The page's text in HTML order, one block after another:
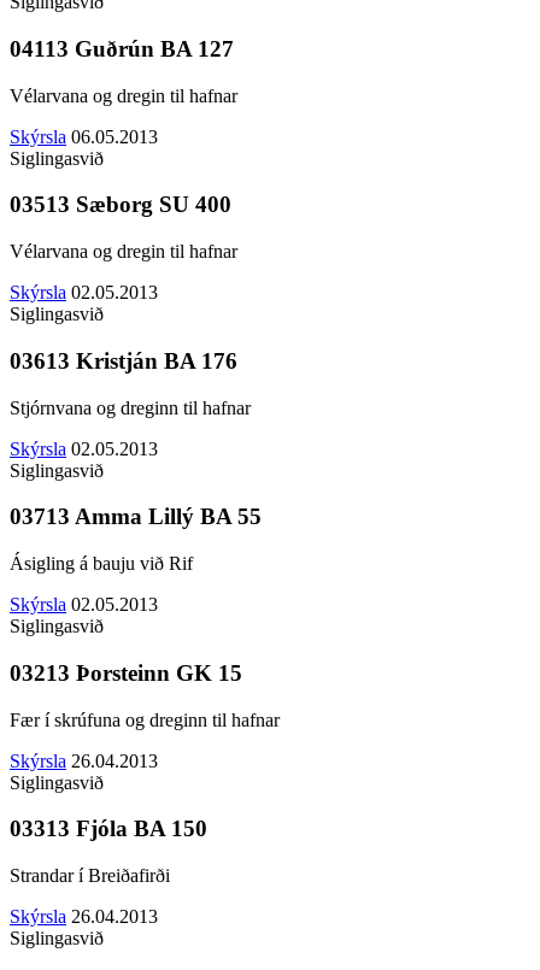
04113 Guðrún BA 127
Vélarvana og dregin til hafnar
Skýrsla 06.05.2013
Siglingasvið
03513 Sæborg SU 400
Vélarvana og dregin til hafnar
Skýrsla 02.05.2013
Siglingasvið
03613 Kristján BA 176
Stjórnvana og dreginn til hafnar
Skýrsla 02.05.2013
Siglingasvið
03713 Amma Lillý BA 55
Ásigling á bauju við Rif
Skýrsla 02.05.2013
Siglingasvið
03213 Þorsteinn GK 15
Fær í skrúfuna og dreginn til hafnar
Skýrsla 26.04.2013
Siglingasvið
03313 Fjóla BA 150
Strandar í Breiðafirði
Skýrsla 26.04.2013
Siglingasvið